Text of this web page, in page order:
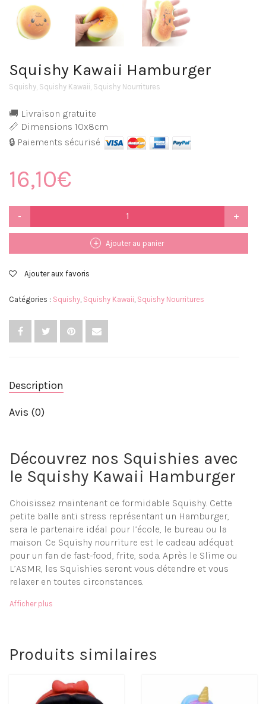
Squishy Kawaii Hamburger
Squishy Squishy Kawaii Squishy Nourritures
🚚 Livraison gratuite
📏 Dimensions 10x8cm
🔒 Paiements sécurisé
16,10€
Squishy
Hamburger
Ajouter au panier
Ajouter aux favoris
Catégories : Squishy Squishy Kawaii Squishy Nourritures
Description
Avis (0)
Découvrez nos Squishies avec
le Squishy Kawaii Hamburger
Choisissez maintenant ce formidable Squishy. Cette
petite balle anti stress représentant un Hamburger,
sera le partenaire idéal pour l’école, le bureau ou la
maison. Ce Squishy nourriture est le cadeau adéquat
pour un fan de fast-food, frite, soda. Après le Slime ou
L’ASMR, les Squishies seront vous détendre et vous
relaxer en toutes circonstances.
Matière à mémoire de forme
Moelleux et doux
Paiement sécurisé
Calmez vous grâce aux
bienfaits de nos Squishies
Afficher plus
Produits similaires